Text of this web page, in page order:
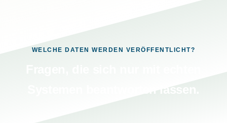
WELCHE DATEN WERDEN VERÖFFENTLICHT?